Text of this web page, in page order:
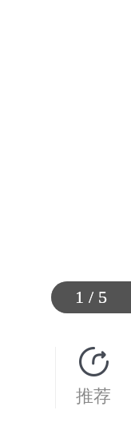
1 / 5
1 / 5
1 / 5
1 / 5
1 / 5
推荐